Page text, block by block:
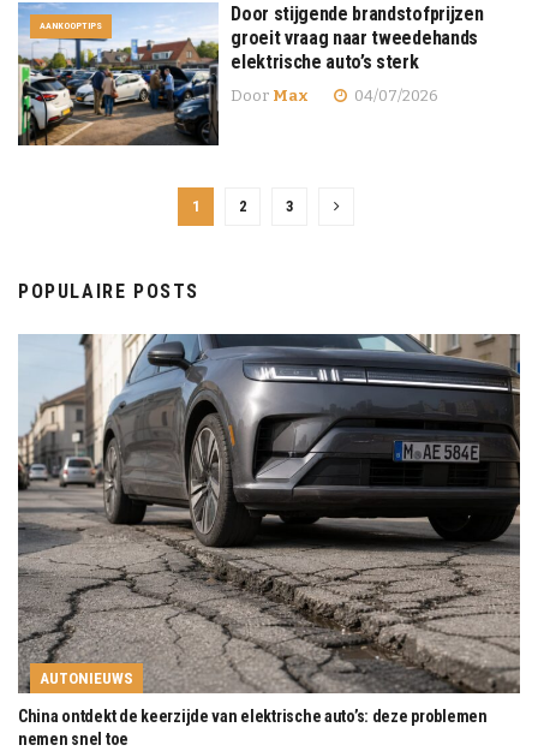
AANKOOPTIPS
Door stijgende brandstofprijzen
groeit vraag naar tweedehands
elektrische auto’s sterk
Door Max 04/07/2026
1 2 3
POPULAIRE POSTS
AUTONIEUWS
China ontdekt de keerzijde van elektrische auto’s: deze problemen
nemen snel toe